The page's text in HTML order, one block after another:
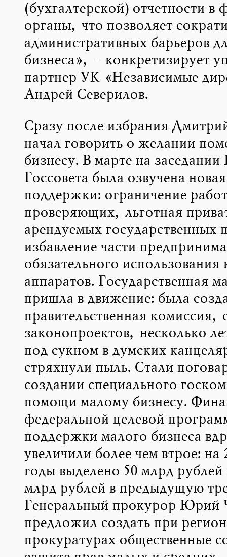
(бухгалтерской) отчетности в
органы, что позволяет
административных барьеров
бизнеса», – конкретизирует
партнер УК «Независимые
Андрей Северилов.
Сразу после избрания
начал говорить о желании
бизнесу. В марте на
Госсовета была озвучена
поддержки: ограничение
проверяющих, льготная
арендуемых государственных
избавление части
обязательного использования
аппаратов. Государственная
пришла в движение: была
правительственная комиссия,
законопроектов, несколько
под сукном в думских
стряхнули пыль. Стали
создании специального
помощи малому бизнесу.
федеральной целевой
поддержки малого бизнеса
увеличили более чем втрое: на
годы выделено 50 млрд рублей
млрд рублей в предыдущую
Генеральный прокурор Юрий
предложил создать при
прокуратурах общественные